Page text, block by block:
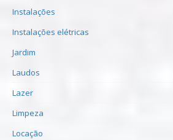
Instalações
Instalações elétricas
Jardim
Laudos
Lazer
Limpeza
Locação